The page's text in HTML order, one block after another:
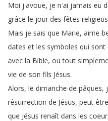
Moi j'avoue, je n'ai jamais eu
grâce le jour des fêtes
Mais je sais que Marie, aime
dates et les symboles qui sont
avec la Bible, ou tout
vie de son fils Jésus.
Alors, le dimanche de pâques,
résurrection de Jésus, peut être
que Jésus renaît dans les